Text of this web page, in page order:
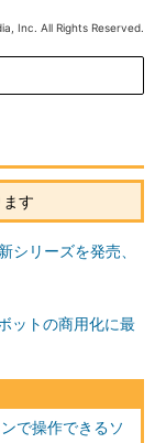
Inc. All Rights Reserved.
す
シリーズを発売、
ットの商用化に最
で操作できるソ